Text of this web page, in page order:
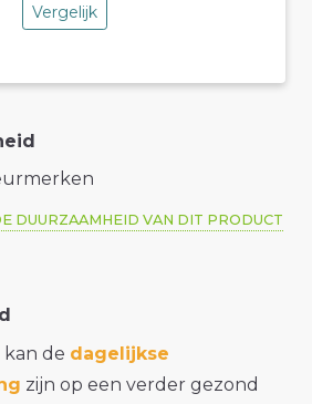
Vergelijk
DUURZAAMHEID VAN DIT PRODUCT
de dagelijkse
zijn op een verder gezond